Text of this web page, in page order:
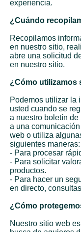
experiencia.
¿Cuándo
Recopilamos
en nuestro sitio,
abre una solicitud
en nuestro sitio.
¿Cómo utilizamos
Podemos utilizar la
usted cuando se
a nuestro boletín
a una
web o utiliza
siguientes maneras:
- Para procesar
- Para solicitar
productos.
- Para hacer un
en directo,
¿Cómo
Nuestro sitio web